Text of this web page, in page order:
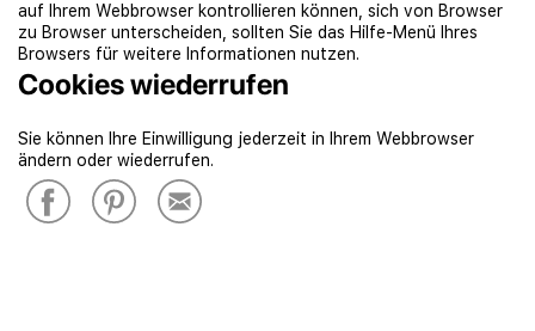
auf Ihrem Webbrowser kontrollieren können, sich von Browser
zu Browser unterscheiden, sollten Sie das Hilfe-Menü Ihres
Browsers für weitere Informationen nutzen.
Cookies wiederrufen
Sie können Ihre Einwilligung jederzeit in Ihrem Webbrowser
ändern oder wiederrufen.